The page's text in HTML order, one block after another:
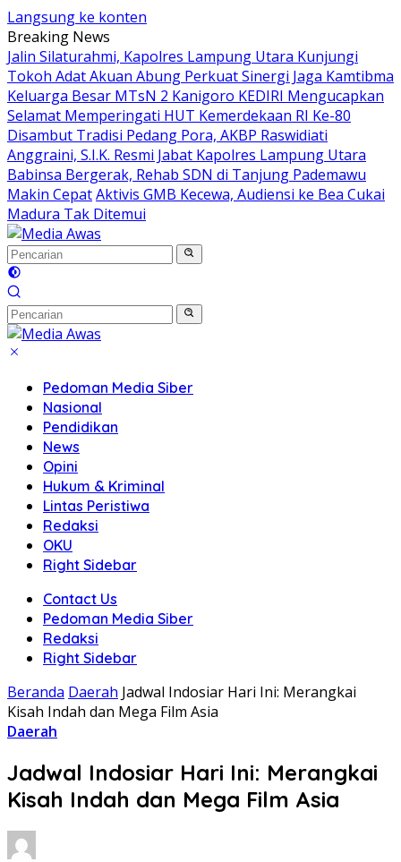
Langsung ke konten
Breaking News
Jalin Silaturahmi, Kapolres Lampung Utara Kunjungi
Tokoh Adat Akuan Abung Perkuat Sinergi Jaga Kamtibma
Keluarga Besar MTsN 2 Kanigoro KEDIRI Mengucapkan
Selamat Memperingati HUT Kemerdekaan RI Ke-80
Disambut Tradisi Pedang Pora, AKBP Raswidiati
Anggraini, S.I.K. Resmi Jabat Kapolres Lampung Utara
Babinsa Bergerak, Rehab SDN di Tanjung Pademawu
Makin CepatAktivis GMB Kecewa, Audiensi ke Bea Cukai
Madura Tak Ditemui
Pedoman Media Siber
Nasional
Pendidikan
News
Opini
Hukum & Kriminal
Lintas Peristiwa
Redaksi
OKU
Right Sidebar
Contact Us
Pedoman Media Siber
Redaksi
Right Sidebar
Beranda Daerah Jadwal Indosiar Hari Ini: Merangkai
Kisah Indah dan Mega Film Asia
Daerah
Jadwal Indosiar Hari Ini: Merangkai
Kisah Indah dan Mega Film Asia